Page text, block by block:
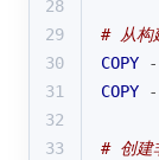
28
29
# 从构
30
COPY
31
COPY
32
33
# 创建